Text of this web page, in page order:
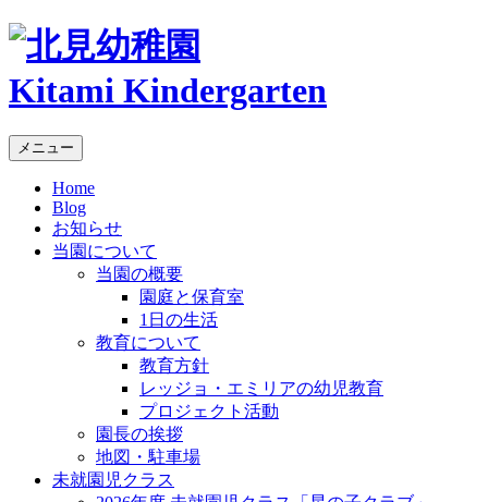
Kitami Kindergarten
メニュー
Home
Blog
お知らせ
当園について
当園の概要
園庭と保育室
1日の生活
教育について
教育方針
レッジョ・エミリアの幼児教育
プロジェクト活動
園長の挨拶
地図・駐車場
未就園児クラス